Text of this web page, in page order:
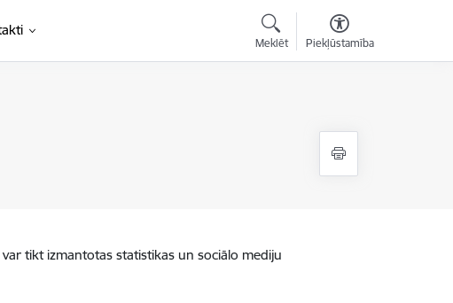
Meklēt Piekļūstamība
tikt izmantotas statistikas un sociālo mediju